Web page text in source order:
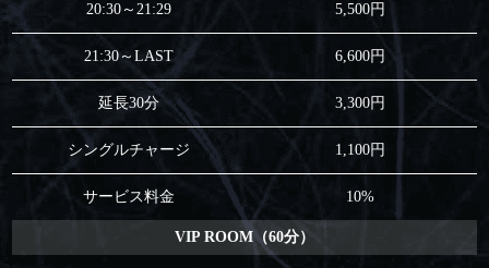
20:30～21:29 5,500円
21:30～LAST 6,600円
延長30分 3,300円
シングルチャージ 1,100円
サービス料金 10%
VIP ROOM（60分）